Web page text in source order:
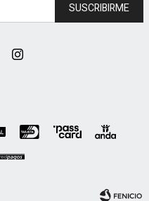
SUSCRIBIRME
